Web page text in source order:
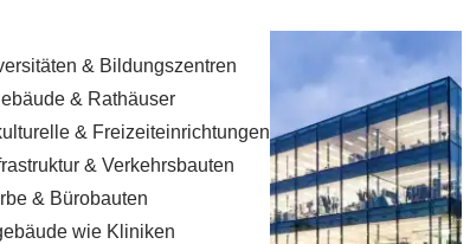
& Bildungszentren
& Rathäuser
& Freizeiteinrichtungen
& Verkehrsbauten
& Bürobauten
wie Kliniken